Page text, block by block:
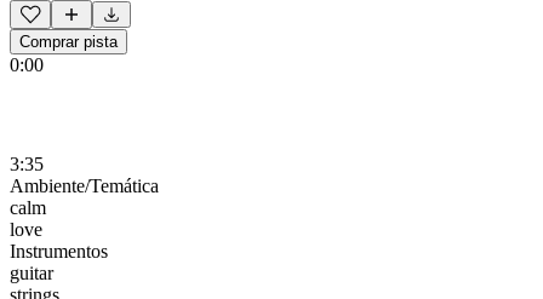
Comprar pista
0:00
3:35
Ambiente/Temática
calm
love
Instrumentos
guitar
strings